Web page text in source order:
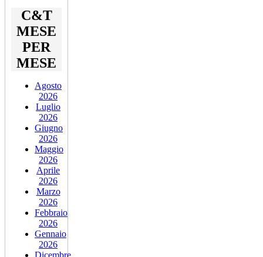
C&T
MESE
PER
MESE
Agosto
2026
Luglio
2026
Giugno
2026
Maggio
2026
Aprile
2026
Marzo
2026
Febbraio
2026
Gennaio
2026